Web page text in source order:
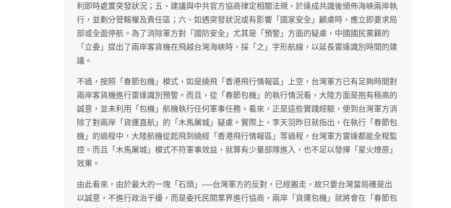
利即時處置突發狀況；五、建議與中共官方協商律定相關法規，於達成共識後頒佈海峽兩岸執
行，並劃分管轄權及責任區；六、如遇突發狀況或有影響「國家安全」顧慮時，應立即要求局
部或全面停航。為了消除軍方對「國防安全」尤其是「預警」方面的疑慮，中國國民黨籍的
「立委」提出了兩岸客貨機在飛越台灣海峽時，採「之」字形航線，以延長雷達識別時間的建
議。
不過，按照「春節包機」模式，如是繞飛「香港飛行情報區」上空，台灣軍方已有足夠時間對
兩岸客貨機進行雷達識別預警。而且，從「春節包機」的執行情況看，大陸方面是抱有極高的
誠意，並未利用「包機」航機執行任何軍事任務。看來，正是這些實踐經驗，使到台灣軍方消
除了對兩岸「貨運直航」的「木馬屠城」疑慮。實際上，李天羽昨日就指出，在執行「春節包
機」的過程中，大陸航機從起飛到繞經「香港飛行情報區」等過程，台灣軍方雷達都能全程監
控。而且「木馬屠城」模式不符軍事效益，就算有少量部隊進入，也不足以發揮「星火燎原」
效果。
由此看來，由於最大的一塊「石頭」──台灣軍方的反對，已經搬走，故只要台灣當局確是出
以誠意，不進行政治干擾，而是委托民間業界進行協商，兩岸「貨運包機」就將會在「春節包